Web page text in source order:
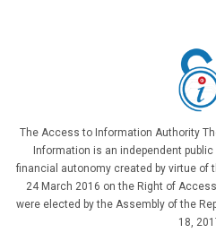
The Access to Information Authority
Information is an independent
financial autonomy created by virtue of
24 March 2016 on the Right of
were elected by the Assembly of the
18,